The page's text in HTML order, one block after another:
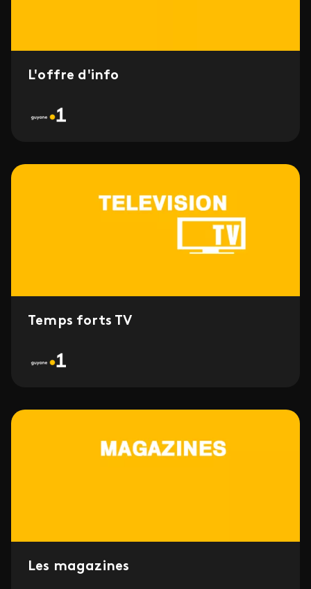
L'offre d'info
Temps forts TV
Les magazines